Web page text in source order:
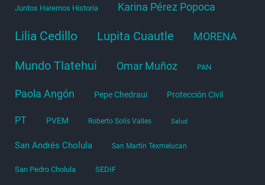
Juntos Haremos Historia Karina Pérez Popoca
Lilia Cedillo Lupita Cuautle MORENA
Mundo Tlatehui Omar Muñoz PAN
Paola Angón Pepe Chedraui Protección Civil
PT PVEM Roberto Solís Valles Salud
San Andrés Cholula San Martín Texmelucan
San Pedro Cholula SEDIF